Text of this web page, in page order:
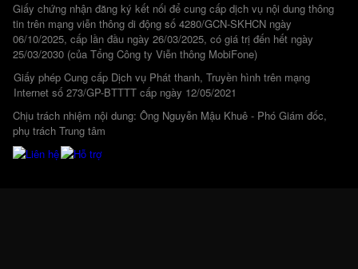
Giấy chứng nhận đăng ký kết nối để cung cấp dịch vụ nội dung thông
tin trên mạng viễn thông di động số 4280/GCN-SKHCN ngày
06/10/2025, cấp lần đầu ngày 26/03/2025, có giá trị đến hết ngày
25/03/2030 (của Tổng Công ty Viễn thông MobiFone)
Giấy phép Cung cấp Dịch vụ Phát thanh, Truyền hình trên mạng
Internet số 273/GP-BTTTT cấp ngày 12/05/2021
Chịu trách nhiệm nội dung: Ông Nguyễn Mậu Khuê - Phó Giám đốc,
phụ trách Trung tâm